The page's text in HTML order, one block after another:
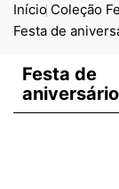
Início Coleção
Festa de
Festa de